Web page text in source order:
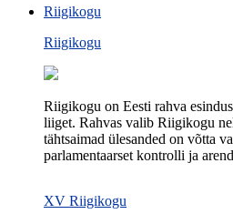
Riigikogu
Riigikogu
Riigikogu on Eesti rahva
liiget. Rahvas valib Riigikogu
tähtsaimad ülesanded on võtta
parlamentaarset kontrolli ja
XV Riigikogu